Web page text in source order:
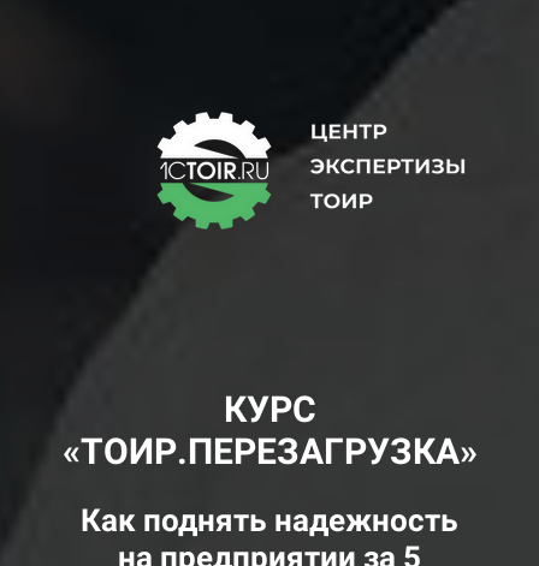
КУРС
«ТОИР.ПЕРЕЗАГРУЗКА»
Как поднять надежность
на предприятии за 5